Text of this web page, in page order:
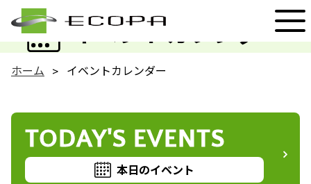
イベントカレンダー
EVENT
ホーム イベントカレンダー
TODAY'S EVENTS
本日のイベント